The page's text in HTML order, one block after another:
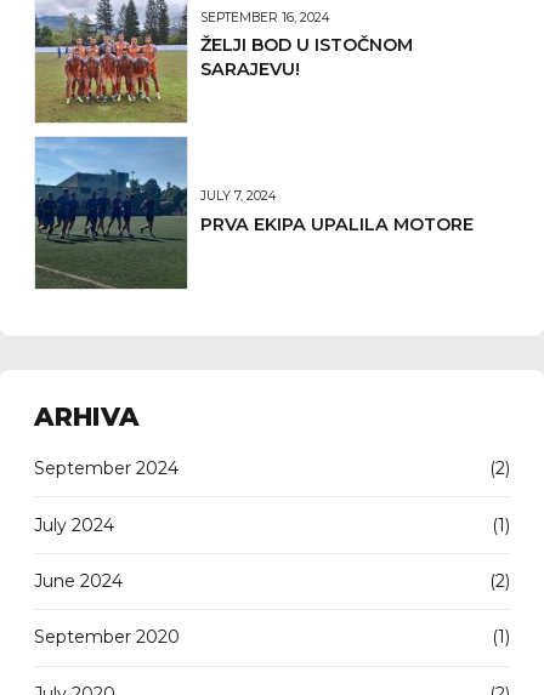
SEPTEMBER 16, 2024
ŽELJI BOD U ISTOČNOM
SARAJEVU!
JULY 7, 2024
PRVA EKIPA UPALILA MOTORE
ARHIVA
September 2024 (2)
July 2024 (1)
June 2024 (2)
September 2020 (1)